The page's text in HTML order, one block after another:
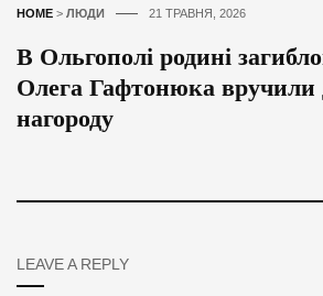
HOME > ЛЮДИ 21 ТРАВНЯ, 2026
В Ольгополі родині
Олега Гафтонюка вручили
нагороду
LEAVE A REPLY